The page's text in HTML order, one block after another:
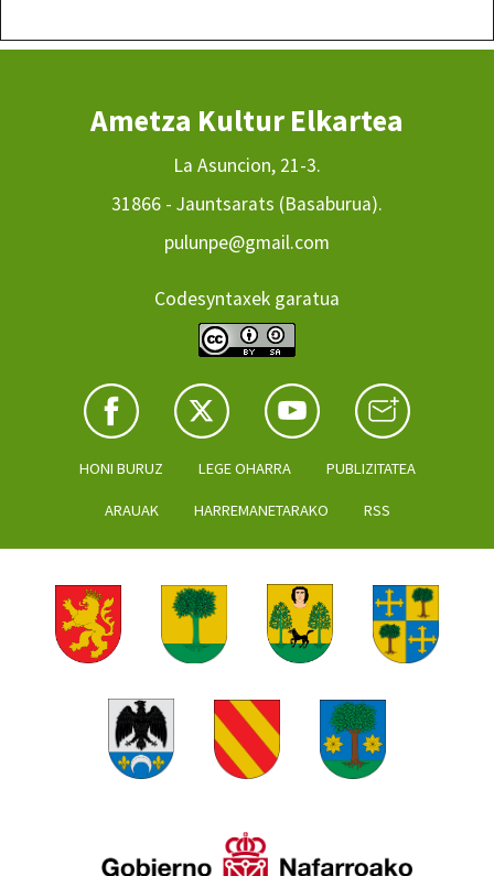
Ametza Kultur Elkartea
La Asuncion, 21-3.
31866 - Jauntsarats (Basaburua).
pulunpe@gmail.com
Codesyntaxek garatua
HONI BURUZ LEGE OHARRA PUBLIZITATEA
ARAUAK HARREMANETARAKO RSS